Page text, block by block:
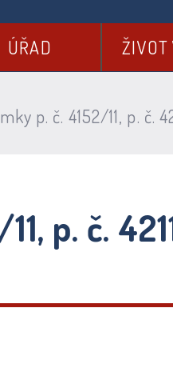
ÚŘAD ŽIVOT
p. č. 4152/11, p. č.
p. č.